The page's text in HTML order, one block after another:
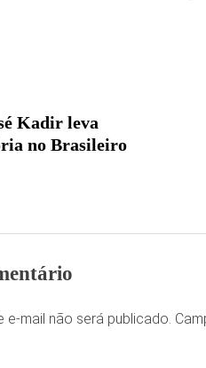
Kadir leva
no Brasileiro
e-mail não será publicado.